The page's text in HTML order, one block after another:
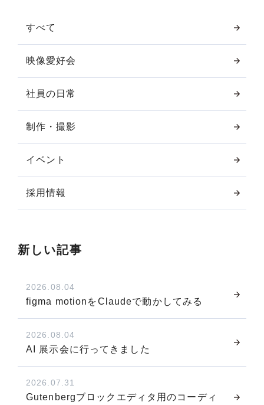
すべて
映像愛好会
社員の日常
制作・撮影
イベント
採用情報
新しい記事
2026.08.04
figma motionをClaudeで動かしてみる
2026.08.04
AI 展示会に行ってきました
2026.07.31
Gutenbergブロックエディタ用のコーディ